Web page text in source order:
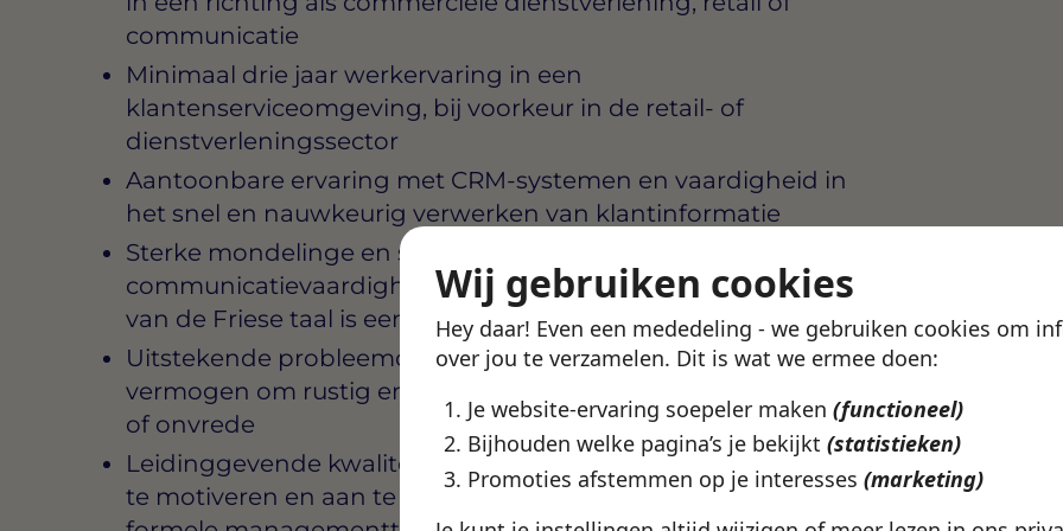
Wij gebruiken cookies
Hey daar! Even een mededeling - we gebruiken cookies om
over jou te verzamelen. Dit is wat we ermee doen:
Je website-ervaring soepeler maken (functioneel)
Bijhouden welke pagina’s je bekijkt (statistieken)
Promoties afstemmen op je interesses (marketing)
communicatie
Minimaal drie jaar werkervaring in een
klantenserviceomgeving, bij voorkeur in de retail- of
dienstverleningssector
Aantoonbare ervaring met CRM-systemen en vaardigheid in
het snel en nauwkeurig verwerken van klantinformatie
Sterke mondelinge en schriftelijke
communicatievaardigheden in het Nederlands; beheersing
van de Friese taal is een pré
Uitstekende probleemoplossende vaardigheden en het
vermogen om rustig en klantgericht te reageren bij klachten
of onvrede
Leidinggevende kwaliteiten op teamniveau: jij weet collega’s
te motiveren en aan te sturen zonder dat je hiervoor een